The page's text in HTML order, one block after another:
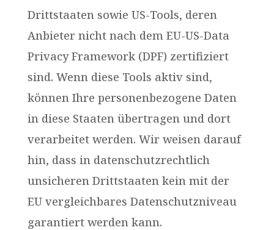
Drittstaaten sowie US-Tools, deren
Anbieter nicht nach dem EU-US-Data
Privacy Framework (DPF) zertifiziert
sind. Wenn diese Tools aktiv sind,
können Ihre personenbezogene Daten
in diese Staaten übertragen und dort
verarbeitet werden. Wir weisen darauf
hin, dass in datenschutzrechtlich
unsicheren Drittstaaten kein mit der
EU vergleichbares Datenschutzniveau
garantiert werden kann.